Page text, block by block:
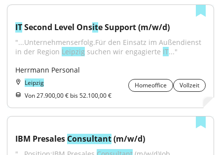
IT Second Level Onsite Support (m/w/d)
"...Unternehmenserfolg.Für den Einsatz im Außendienst
in der Region Leipzig suchen wir engagierte IT..."
Herrmann Personal
Leipzig Homeoffice
Vollzeit
Von 27.900,00 € bis 52.100,00 €
IBM Presales Consultant (m/w/d)